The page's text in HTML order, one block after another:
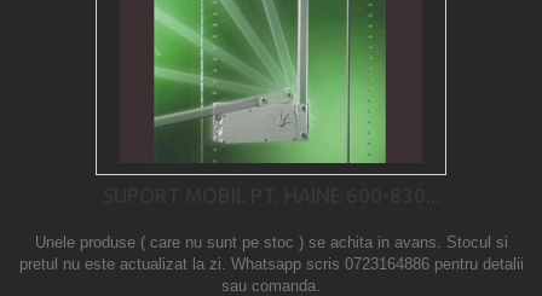
Unele produse ( care nu sunt pe stoc ) se achita in avans. Stocul si
pretul nu este actualizat la zi. Whatsapp scris 0723164886 pentru detalii
sau comanda.